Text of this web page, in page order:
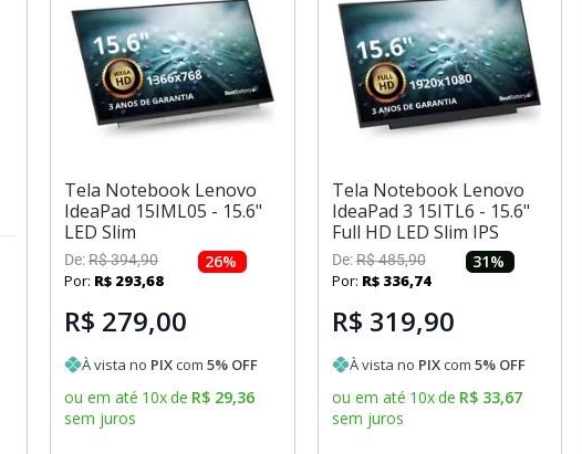
Tela Notebook Lenovo
IdeaPad 15IML05 - 15.6"
LED Slim
De:R$394,90 26%
Por: R$ 293,68
R$ 279,00
À vista no PIXcom5% OFF
ou em até 10xde R$ 29,36
sem juros
Tela Notebook Lenovo
IdeaPad 3 15ITL6 - 15.6"
Full HD LED Slim IPS
De:R$485,90 31%
Por: R$ 336,74
R$ 319,90
À vista no PIXcom 5% OFF
ou em até 10xde R$ 33,67
sem juros